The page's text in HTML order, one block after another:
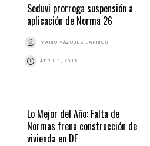
Seduvi prorroga suspensión a
aplicación de Norma 26
MARIO VÁZQUEZ BARRIOS
ABRIL 1, 2015
Lo Mejor del Año: Falta de
Normas frena construcción de
vivienda en DF